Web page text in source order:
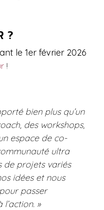
?
le 1er février 2026
!
bien plus qu’un
des workshops,
espace de co-
ultra
de projets variés
idées et nous
passer
»